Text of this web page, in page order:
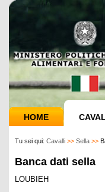
HOME
Tu sei qui: Cavalli >> Sella >>
Banca dati sella
LOUBIEH